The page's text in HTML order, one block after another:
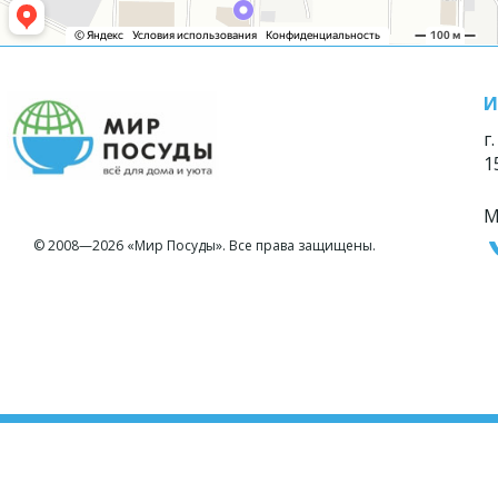
© 2008—2026 «Мир Посуды». Все права защищены.